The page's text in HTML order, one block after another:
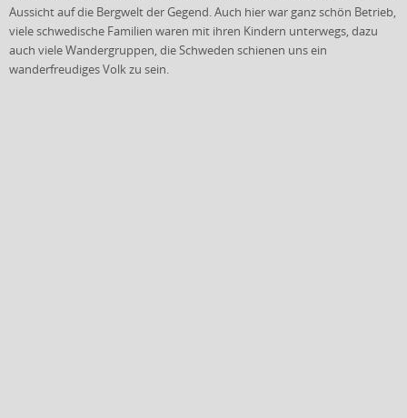
Aussicht auf die Bergwelt der Gegend. Auch hier war ganz schön Betrieb,
viele schwedische Familien waren mit ihren Kindern unterwegs, dazu
auch viele Wandergruppen, die Schweden schienen uns ein
wanderfreudiges Volk zu sein.